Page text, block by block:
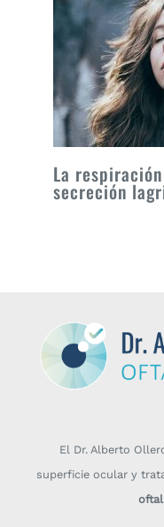
La
secreción
El Dr. Alberto
superficie ocular y